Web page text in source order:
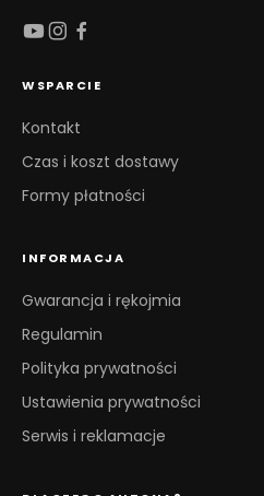
WSPARCIE
Kontakt
Czas i koszt dostawy
Formy płatności
INFORMACJA
Gwarancja i rękojmia
Regulamin
Polityka prywatności
Ustawienia prywatności
Serwis i reklamacje